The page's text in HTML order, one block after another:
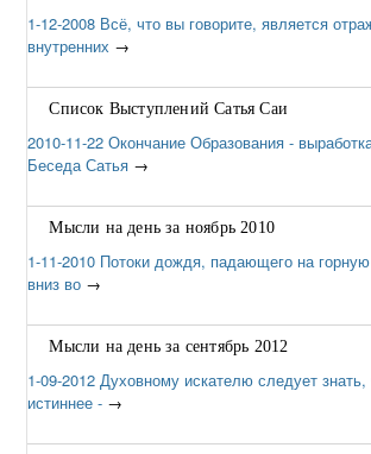
1-12-2008 Всё, что вы говорите, является
внутренних →
Список Выступлений Сатья Саи
2010-11-22 Окончание Образования -
Беседа Сатья →
Мысли на день за ноябрь 2010
1-11-2010 Потоки дождя, падающего на
вниз во →
Мысли на день за сентябрь 2012
1-09-2012 Духовному искателю следует
истиннее - →